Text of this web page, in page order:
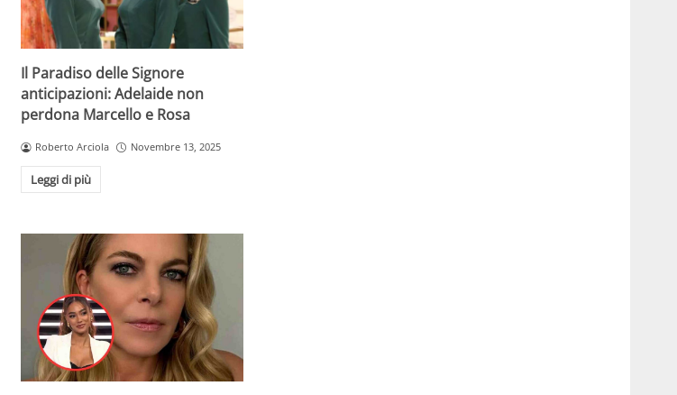
Il Paradiso delle Signore
anticipazioni: Adelaide non
perdona Marcello e Rosa
Roberto Arciola Novembre 13, 2025
Leggi di più